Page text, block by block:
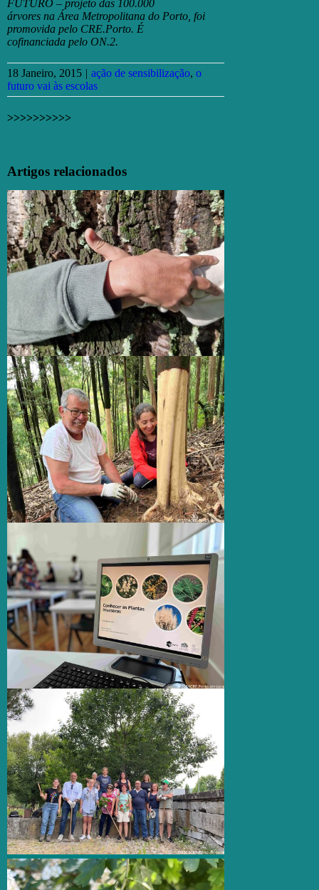
FUTURO – projeto das 100.000
árvores na Área Metropolitana do Porto, foi
promovida pelo CRE.Porto. É
cofinanciada pelo ON.2.
18 Janeiro, 2015 | ação de sensibilização, o
futuro vai às escolas
>>>>>>>>>>
mas
publicado)
Artigos relacionados